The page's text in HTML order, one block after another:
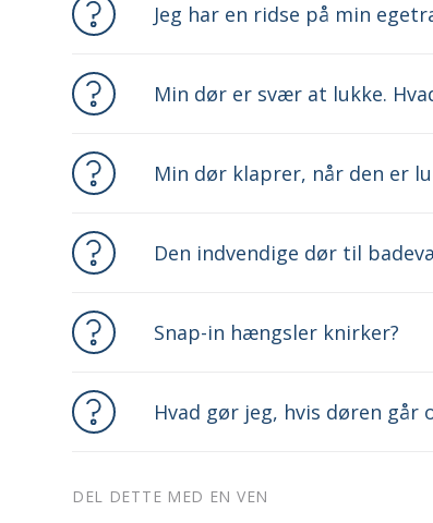
Jeg har en ridse på min
Min dør er svær at lukke.
Min dør klaprer, når den er
Den indvendige dør til
Snap-in hængsler knirker?
Hvad gør jeg, hvis døren går
DEL DETTE MED EN VEN